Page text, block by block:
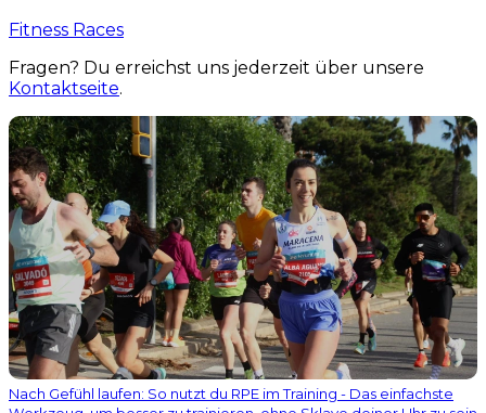
Fitness Races
Fragen? Du erreichst uns jederzeit über unsere
Kontaktseite.
Nach Gefühl laufen: So nutzt du RPE im Training - Das einfachste